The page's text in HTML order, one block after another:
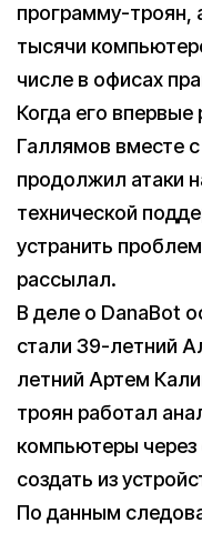
программу-троян,
тысячи
числе в офисах
Когда его впервые
Галлямов вместе
продолжил атаки
технической
устранить
рассылал.
В деле о DanaBot
стали 39-летний
летний Артем
троян работал
компьютеры
создать из
По данным